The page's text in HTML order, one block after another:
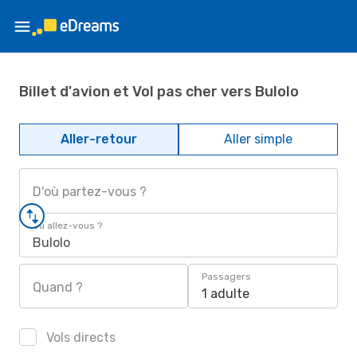
Billet d'avion et Vol pas cher vers Bulolo
Aller-retour Aller simple
D'où partez-vous ?
Où allez-vous ?
Bulolo
Quand ?
Passagers
1 adulte
Vols directs